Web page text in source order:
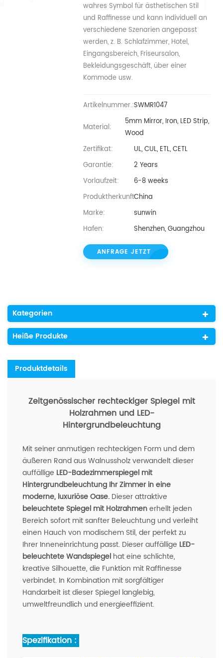
wahres Symbol für ästhetischen Stil
und Raffinesse und kann individuell an
verschiedene Szenarien angepasst
werden, z. B. Schlafzimmer, Hotel,
Eingangsbereich, Friseursalon,
Bekleidungsgeschäft, über einer
Kommode usw.
Artikelnummer.:SWMR1047
Material:
5mm Mirror, Iron, LED Strip,
Wood
Zertifikat:
UL, CUL, ETL, CETL
Garantie:
2 Years
Vorlaufzeit:
6-8 weeks
Produktherkunft:China
Marke:
sunwin
Hafen:
Shenzhen, Guangzhou
ANFRAGE JETZT
Kategorien
Heiße Produkte
Produktdetails
Zeitgenössischer rechteckiger Spiegel mit
Holzrahmen und LED-
Hintergrundbeleuchtung
Mit seiner anmutigen rechteckigen Form und dem
äußeren Rand aus Walnussholz verwandelt dieser
auffällige LED-Badezimmerspiegel mit
Hintergrundbeleuchtung Ihr Zimmer in eine
moderne, luxuriöse Oase. Dieser attraktive
beleuchtete Spiegel mit Holzrahmenerhellt jeden
Bereich sofort mit sanfter Beleuchtung und verleiht
einen Hauch von modischem Stil, der perfekt zu
Ihrer Inneneinrichtung passt. Dieser auffällige LED-
beleuchtete Wandspiegel hat eine schlichte,
kreative Silhouette, die Funktion mit Raffinesse
verbindet. In Kombination mit sorgfältiger
Handarbeit ist dieser Spiegel langlebig,
umweltfreundlich und energieeffizient.
Spezifikation :